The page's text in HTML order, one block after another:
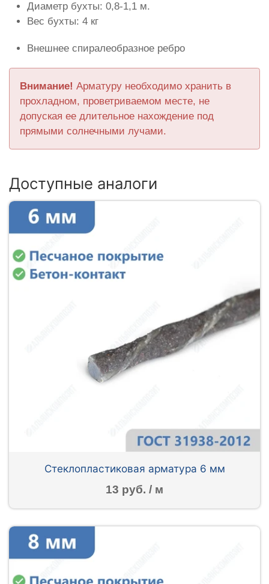
Диаметр бухты: 0,8-1,1 м.
Вес бухты: 4 кг
Внешнее спиралеобразное ребро
Внимание! Арматуру необходимо хранить в
прохладном, проветриваемом месте, не
допуская ее длительное нахождение под
прямыми солнечными лучами.
Доступные аналоги
Стеклопластиковая арматура 6 мм
13 руб. / м